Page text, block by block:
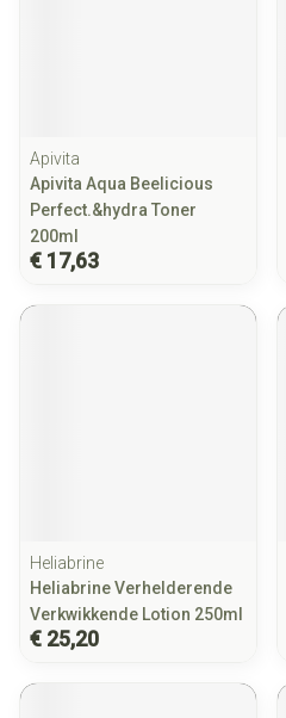
Apivita
Apivita Aqua Beelicious
Perfect.&hydra Toner
200ml
€ 17,63
Heliabrine
Heliabrine Verhelderende
Verkwikkende Lotion 250ml
€ 25,20